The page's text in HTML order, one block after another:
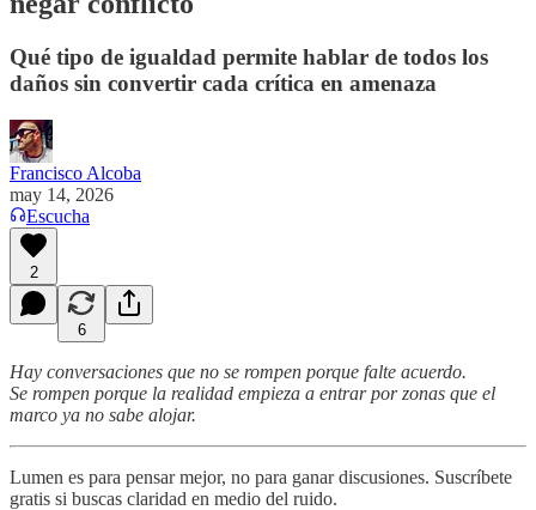
Qué tipo de igualdad permite hablar de todos los
daños sin convertir cada crítica en amenaza
Francisco Alcoba
may 14, 2026
Escucha
2
6
Hay conversaciones que no se rompen porque falte acuerdo.
Se rompen porque la realidad empieza a entrar por zonas que el
marco ya no sabe alojar.
Lumen es para pensar mejor, no para ganar discusiones. Suscríbete
gratis si buscas claridad en medio del ruido.